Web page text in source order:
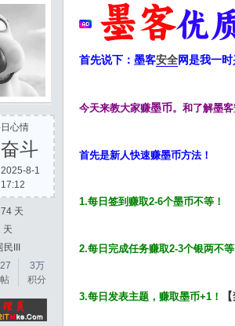
心情
奋斗
2025-8-1
17:12
天
天
III
3万
积分
首先说下：墨客安全网是我一时
今天来教大家赚墨币。和了解墨
首先是新人快速赚墨币方法！
1.每日签到赚取2-6个墨币不等 ！
2.每日完成任务赚取2-3个银两不等
3.每日发表主题，赚取墨币+1！